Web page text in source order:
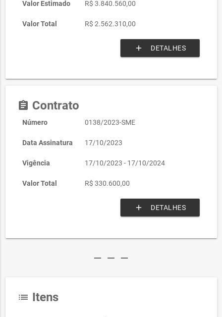
Valor Estimado R$ 3.840.560,00
Valor Total R$ 2.562.310,00
add DETALHES
assignment Contrato
Número 0138/2023-SME
Data Assinatura 17/10/2023
Vigência 17/10/2023 - 17/10/2024
Valor Total R$ 330.600,00
add DETALHES
remove remove remove
list Itens